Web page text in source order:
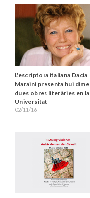
L'escriptora italiana Dacia
Maraini presenta hui
dues obres literàries en la
Universitat
02/11/16